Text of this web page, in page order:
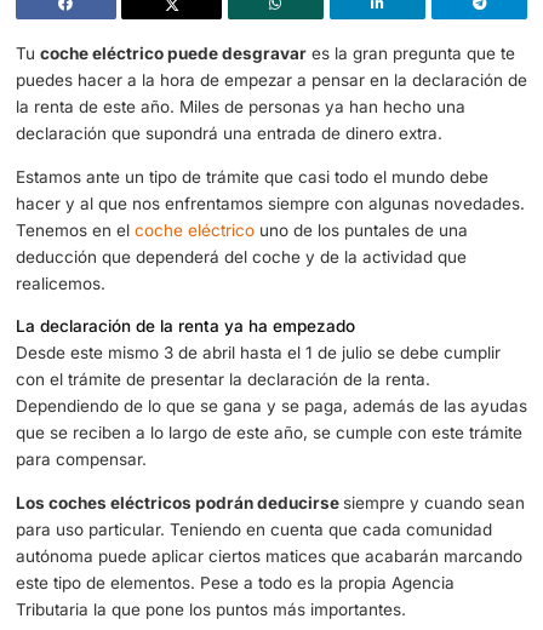
Declaración de la renta: Esto es lo que vas a poder desgravar de
eléctrico
Tucoche eléctrico puede desgravares la gran
puedes hacer a la hora de empezar a pensar en la
la renta de este año. Miles de personas ya han hecho
declaración que supondrá una entrada de dinero extra.
Estamos ante un tipo de trámite que casi todo el mundo
hacer y al que nos enfrentamos siempre con algunas
Tenemos en elcoche eléctricouno de los puntales de
deducción que dependerá del coche y de la actividad
realicemos.
La declaración de la renta ya ha empezado
Desde este mismo 3 de abril hasta el 1 de julio se debe
con el trámite de presentar la declaración de la renta.
Dependiendo de lo que se gana y se paga, además de
que se reciben a lo largo de este año, se cumple con